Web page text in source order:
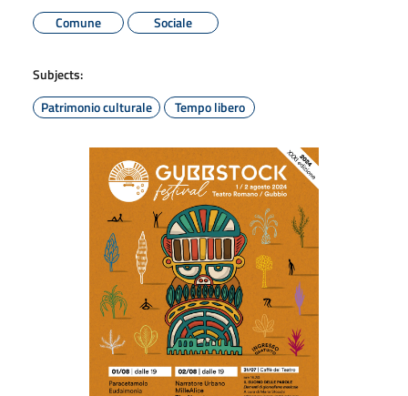
Comune
Sociale
Subjects:
Patrimonio culturale
Tempo libero